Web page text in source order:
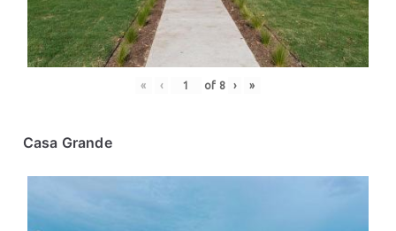
« ‹ of 8 › »
Casa Grande